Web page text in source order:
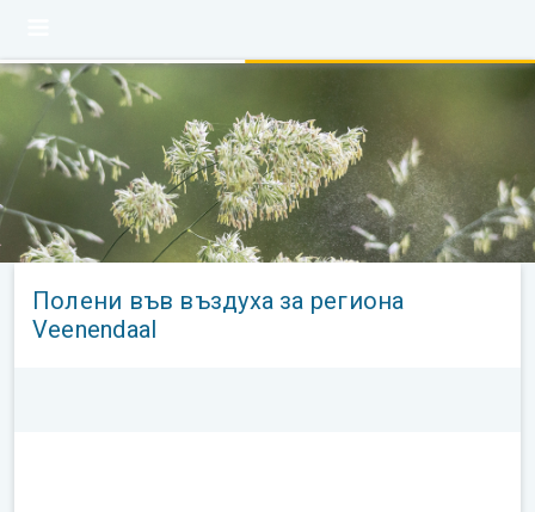
Полени във въздуха за региона
Veenendaal